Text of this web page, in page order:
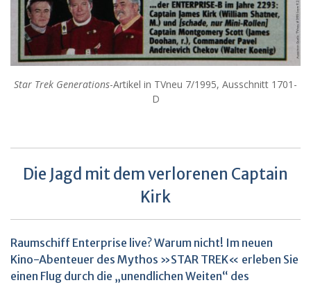
Star Trek Generations-Artikel in TVneu 7/1995, Ausschnitt 1701-
D
Die Jagd mit dem verlorenen Captain
Kirk
Raumschiff Enterprise live? Warum nicht! Im neuen
Kino-Abenteuer des Mythos »STAR TREK« erleben Sie
einen Flug durch die „unendlichen Weiten“ des